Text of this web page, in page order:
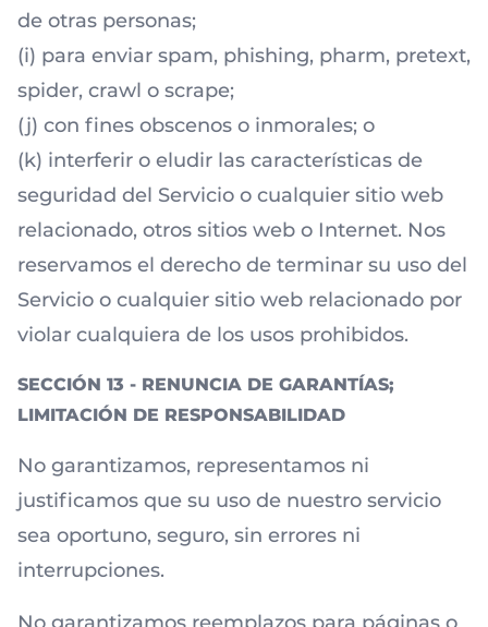
de otras personas;
(i) para enviar spam, phishing, pharm, pretext,
spider, crawl o scrape;
(j) con fines obscenos o inmorales; o
(k) interferir o eludir las características de
seguridad del Servicio o cualquier sitio web
relacionado, otros sitios web o Internet. Nos
reservamos el derecho de terminar su uso del
Servicio o cualquier sitio web relacionado por
violar cualquiera de los usos prohibidos.
SECCIÓN 13 - RENUNCIA DE GARANTÍAS;
LIMITACIÓN DE RESPONSABILIDAD
No garantizamos, representamos ni
justificamos que su uso de nuestro servicio
sea oportuno, seguro, sin errores ni
interrupciones.